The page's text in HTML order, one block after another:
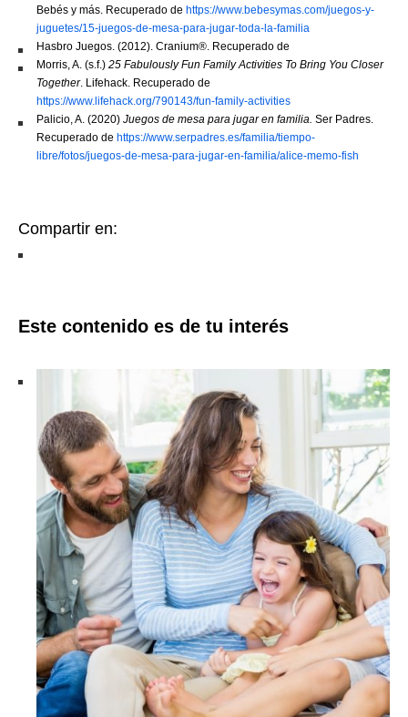
Bebés y más. Recuperado de https://www.bebesymas.com/juegos-y-
juguetes/15-juegos-de-mesa-para-jugar-toda-la-familia
Hasbro Juegos. (2012). Cranium®. Recuperado de
Morris, A. (s.f.) 25 Fabulously Fun Family Activities To Bring You Closer
Together. Lifehack. Recuperado de
https://www.lifehack.org/790143/fun-family-activities
Palicio, A. (2020) Juegos de mesa para jugar en familia. Ser Padres.
Recuperado de https://www.serpadres.es/familia/tiempo-
libre/fotos/juegos-de-mesa-para-jugar-en-familia/alice-memo-fish
Compartir en:
Este contenido es de tu interés